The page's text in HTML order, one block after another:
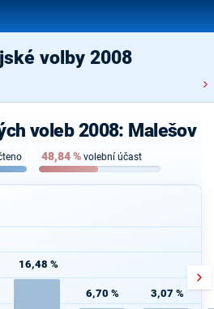
volby 2008
voleb 2008: Malešov
48,84% volební účast
16,48 %
6,70 % 3,07 %